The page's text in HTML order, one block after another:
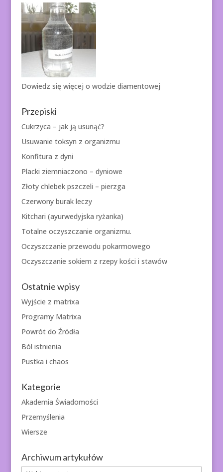
Dowiedz się więcej o wodzie diamentowej
Przepiski
Cukrzyca – jak ją usunąć?
Usuwanie toksyn z organizmu
Konfitura z dyni
Placki ziemniaczono – dyniowe
Złoty chlebek pszczeli – pierzga
Czerwony burak leczy
Kitchari (ayurwedyjska ryżanka)
Totalne oczyszczanie organizmu.
Oczyszczanie przewodu pokarmowego
Oczyszczanie sokiem z rzepy kości i stawów
Ostatnie wpisy
Wyjście z matrixa
Programy Matrixa
Powrót do Źródła
Ból istnienia
Pustka i chaos
Kategorie
Akademia Świadomości
Przemyślenia
Wiersze
Archiwum artykułów